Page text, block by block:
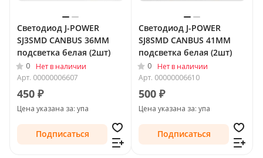
Светодиод J-POWER
SJ3SMD CANBUS 36MM
подсветка белая (2шт)
0
Нет в наличии
Арт. 00000006607
450 ₽
Цена указана за: упа
Подписаться
Светодиод J-POWER
SJ8SMD CANBUS 41MM
подсветка белая (2шт)
0
Нет в наличии
Арт. 00000006610
500 ₽
Цена указана за: упа
Подписаться